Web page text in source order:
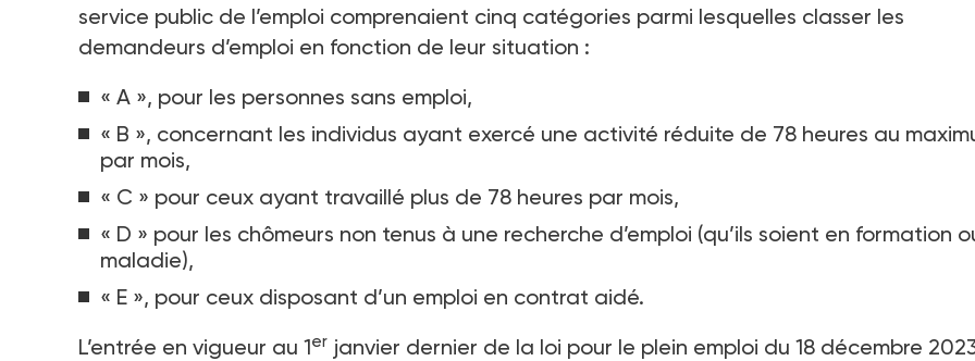
service public de l’emploi comprenaient cinq catégories parmi lesquelles classer les
demandeurs d’emploi en fonction de leur situation :
« A », pour les personnes sans emploi,
« B », concernant les individus ayant exercé une activité réduite de 78 heures au
par mois,
« C » pour ceux ayant travaillé plus de 78 heures par mois,
« D » pour les chômeurs non tenus à une recherche d’emploi (qu’ils soient en formation
maladie),
« E », pour ceux disposant d’un emploi en contrat aidé.
L’entrée en vigueur au 1er janvier dernier de la loi pour le plein emploi du 18 décembre